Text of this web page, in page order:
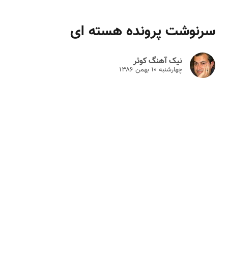
سرنوشت پرونده هسته ای
نیک آهنگ کوثر
چهارشنبه ۱۰ بهمن ۱۳۸۶